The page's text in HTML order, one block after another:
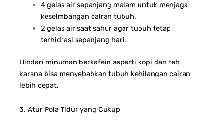
4 gelas air sepanjang malam untuk menjaga
keseimbangan cairan tubuh.
2 gelas air saat sahur agar tubuh tetap
terhidrasi sepanjang hari.
Hindari minuman berkafein seperti kopi dan teh
karena bisa menyebabkan tubuh kehilangan cairan
lebih cepat.
3. Atur Pola Tidur yang Cukup